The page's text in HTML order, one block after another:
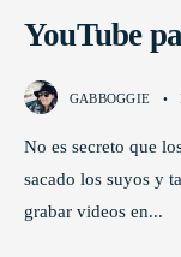
YouTube
GABBOGGIE •
No es secreto que
sacado los suyos y
grabar videos en...